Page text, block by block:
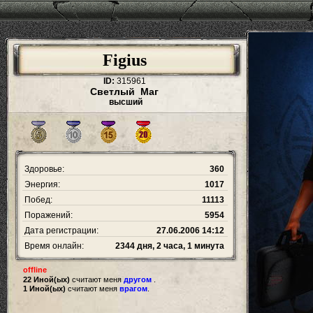
Figius
ID: 315961
Светлый Маг
высший
Здоровье:
360
Энергия:
1017
Побед:
11113
Поражений:
5954
Дата регистрации:
27.06.2006 14:12
Время онлайн:
2344 дня, 2 часа, 1 минута
offline
22 Иной(ых) считают меня другом
1 Иной(ых) считают меня врагом